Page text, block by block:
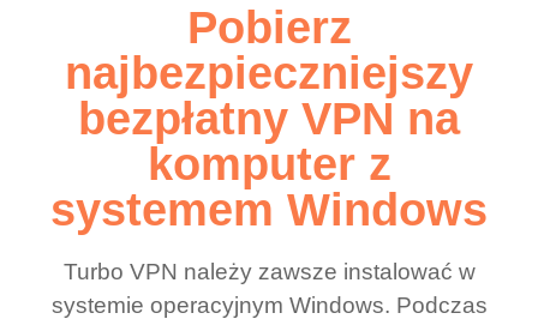
Pobierz
najbezpieczniejszy
bezpłatny VPN na
komputer z
systemem Windows
Turbo VPN należy zawsze instalować w
systemie operacyjnym Windows. Podczas